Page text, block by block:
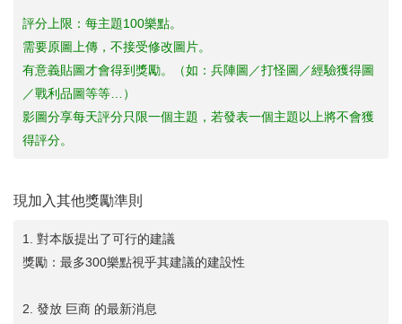
評分上限：每主題100樂點。
需要原圖上傳，不接受修改圖片。
有意義貼圖才會得到獎勵。（如：兵陣圖／打怪圖／經驗獲得圖
／戰利品圖等等…）
影圖分享每天評分只限一個主題，若發表一個主題以上將不會獲
得評分。
現加入其他獎勵準則
1. 對本版提出了可行的建議
獎勵：最多300樂點視乎其建議的建設性
2. 發放 巨商 的最新消息